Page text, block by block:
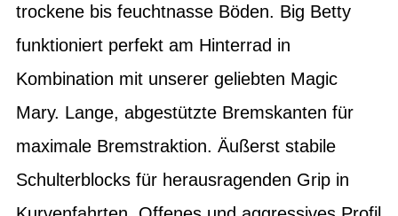
trockene bis feuchtnasse Böden. Big Betty
funktioniert perfekt am Hinterrad in
Kombination mit unserer geliebten Magic
Mary. Lange, abgestützte Bremskanten für
maximale Bremstraktion. Äußerst stabile
Schulterblocks für herausragenden Grip in